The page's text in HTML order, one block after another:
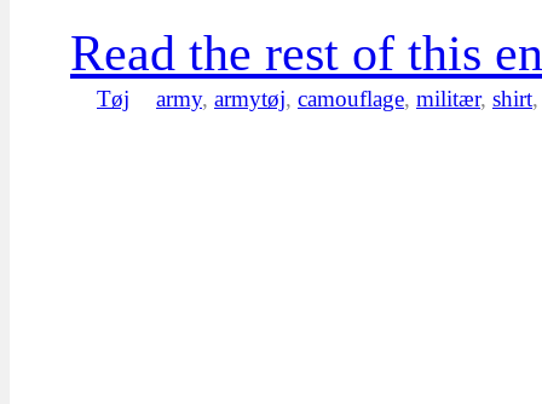
Read the rest of this
Tøj army, armytøj, camouflage, militær, shirt